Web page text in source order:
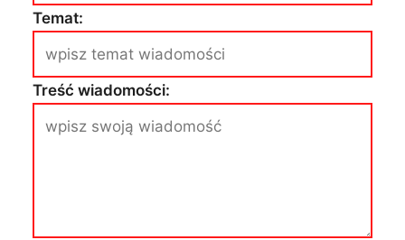
Temat:
Treść wiadomości: